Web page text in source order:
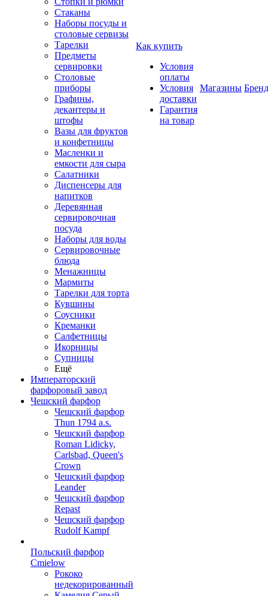
Стаканы
Наборы посуды и
столовые сервизы
Тарелки
Предметы
сервировки
Столовые
приборы
Графины,
декантеры и
штофы
Вазы для фруктов
и конфетницы
Масленки и
емкости для сыра
Салатники
Диспенсеры для
напитков
Деревянная
сервировочная
посуда
Наборы для воды
Сервировочные
блюда
Менажницы
Мармиты
Тарелки для торта
Кувшины
Соусники
Креманки
Салфетницы
Икорницы
Супницы
Ещё
Императорский
фарфоровый завод
Чешский фарфор
Чешский фарфор
Thun 1794 a.s.
Чешский фарфор
Roman Lidicky,
Carlsbad, Queen's
Crown
Чешский фарфор
Leander
Чешский фарфор
Repast
Чешский фарфор
Rudolf Kampf
Польский фарфор
Сmielow
Рококо
недекорированный
Как купить
Условия
оплаты
Условия
доставки
Гарантия
на товар
Магазины